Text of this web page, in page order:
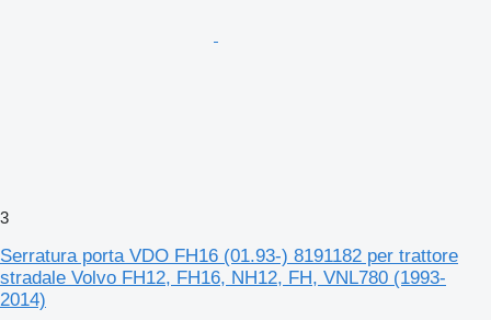
3
Serratura porta VDO FH16 (01.93-) 8191182 per trattore
stradale Volvo FH12, FH16, NH12, FH, VNL780 (1993-
2014)